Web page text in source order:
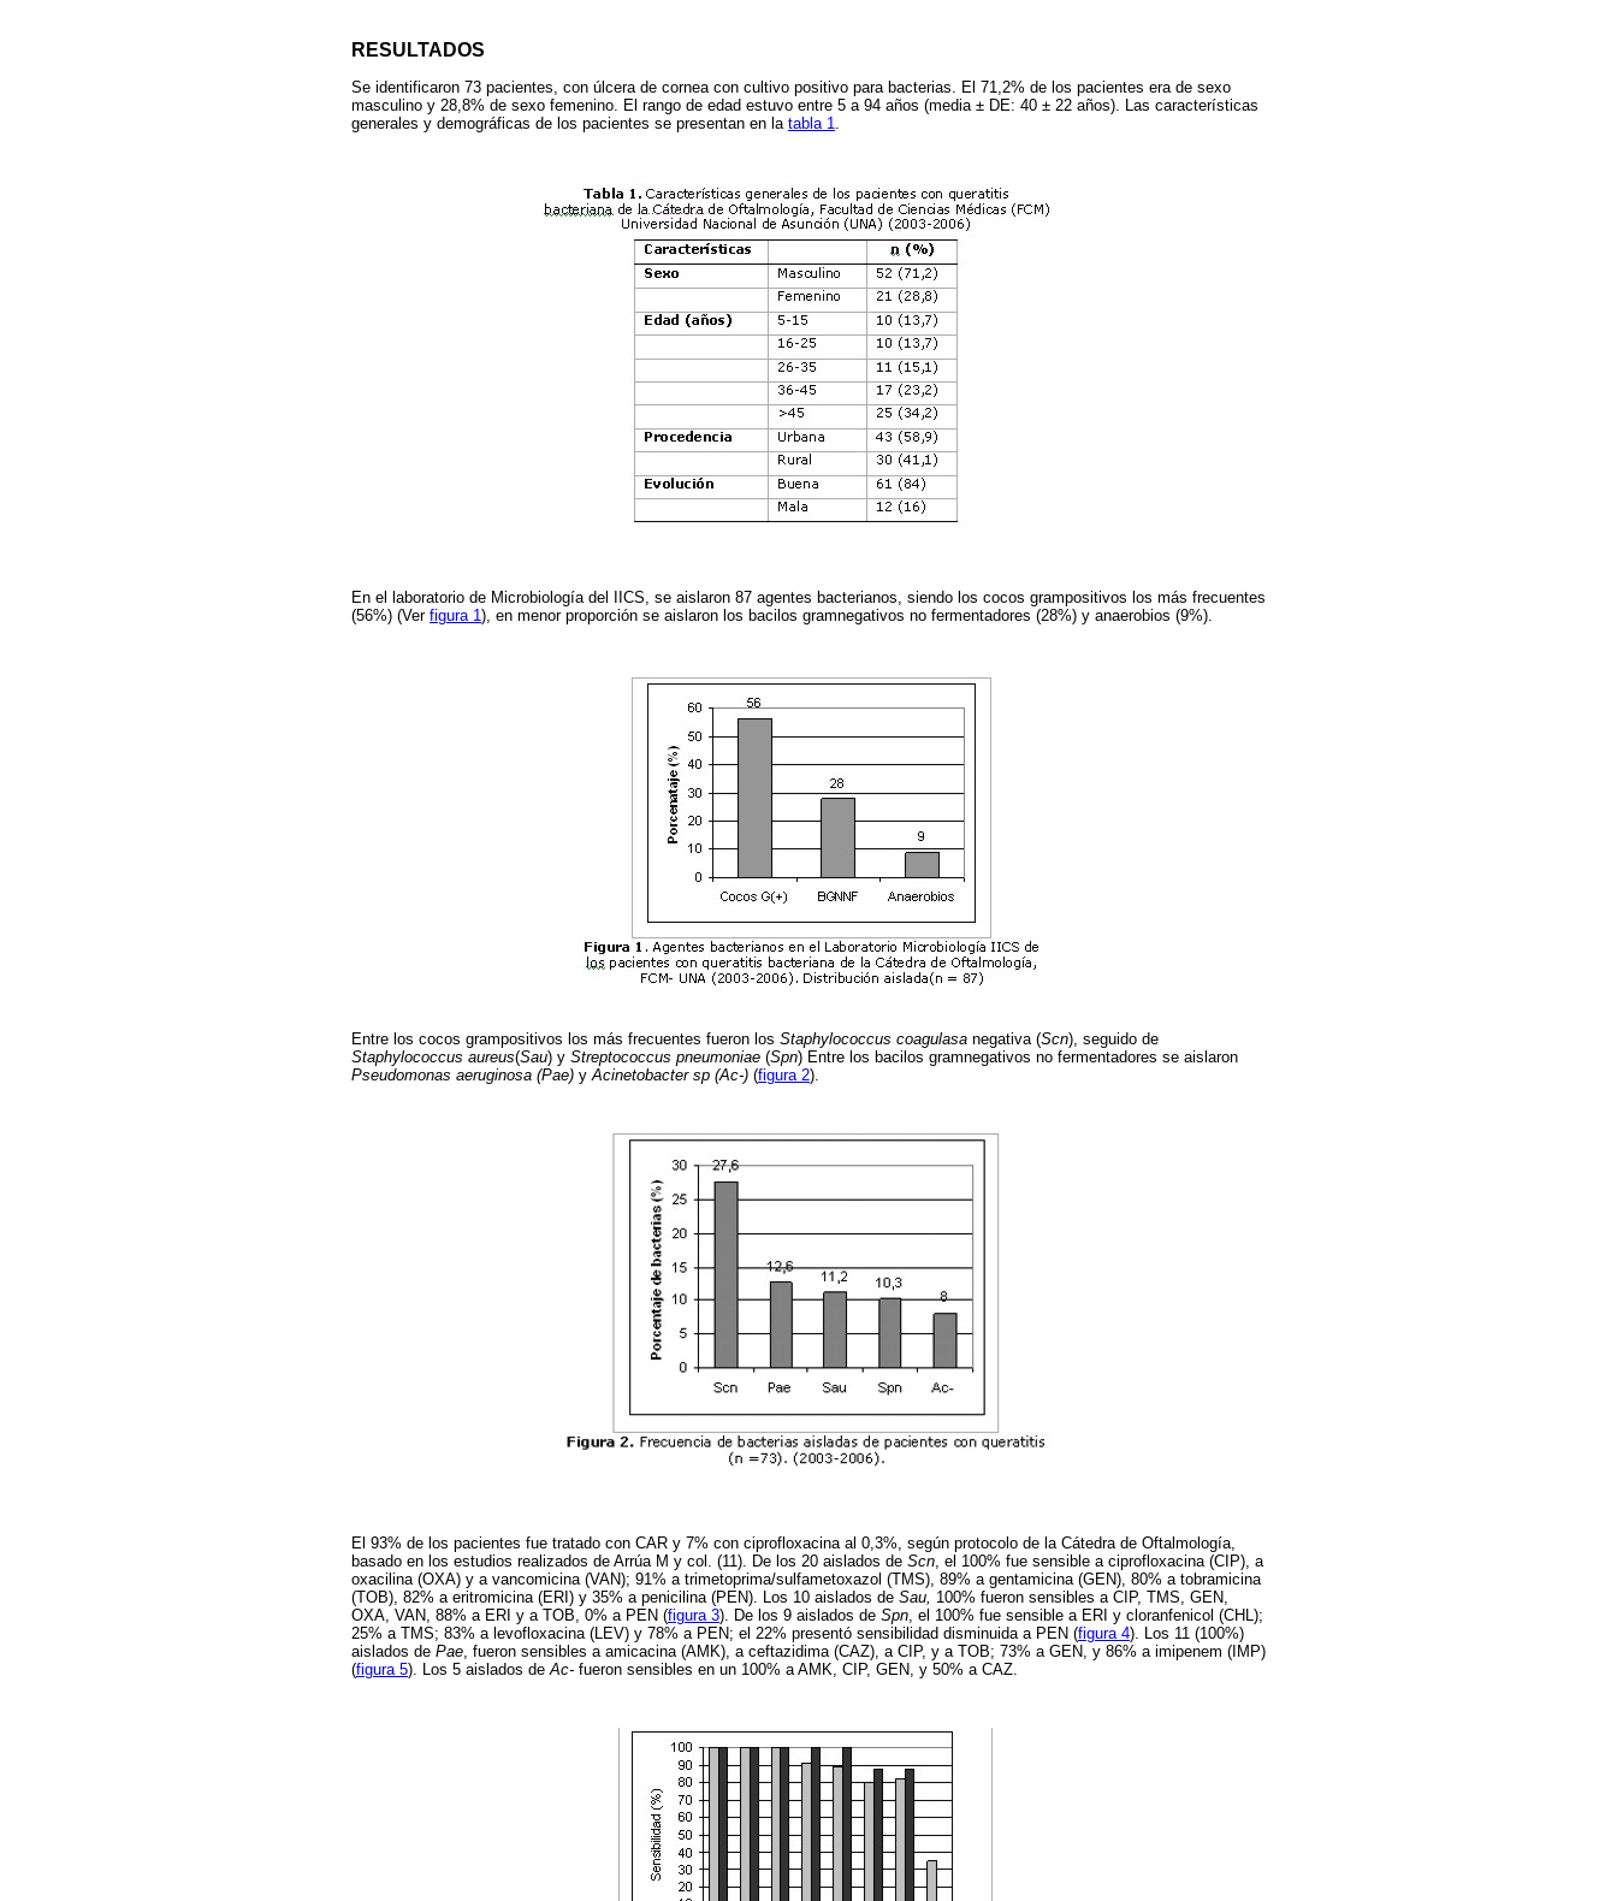
RESULTADOS
Se identificaron 73 pacientes, con úlcera de cornea con cultivo positivo para bacterias. El 71,2% de los pacientes era de sexo
masculino y 28,8% de sexo femenino. El rango de edad estuvo entre 5 a 94 años (media ± DE: 40 ± 22 años). Las características
generales y demográficas de los pacientes se presentan en la tabla 1
En el laboratorio de Microbiología del IICS, se aislaron 87 agentes bacterianos, siendo los cocos grampositivos los más frecuentes
(56%) (Ver figura 1), en menor proporción se aislaron los bacilos gramnegativos no fermentadores (28%) y anaerobios (9%).
Entre los cocos grampositivos los más frecuentes fueron los Staphylococcus coagulasa negativa (Scn), seguido de
Staphylococcus aureus(Sau) y Streptococcus pneumoniae (Spn) Entre los bacilos gramnegativos no fermentadores se aislaron
Pseudomonas aeruginosa (Pae) y Acinetobacter sp (Ac-) (figura 2).
El 93% de los pacientes fue tratado con CAR y 7% con ciprofloxacina al 0,3%, según protocolo de la Cátedra de Oftalmología,
basado en los estudios realizados de Arrúa M y col. (11). De los 20 aislados de Scn , el 100% fue sensible a ciprofloxacina (CIP), a
oxacilina (OXA) y a vancomicina (VAN); 91% a trimetoprima/sulfametoxazol (TMS), 89% a gentamicina (GEN), 80% a tobramicina
(TOB), 82% a eritromicina (ERI) y 35% a penicilina (PEN). Los 10 aislados de Sau, 100% fueron sensibles a CIP, TMS, GEN,
OXA, VAN, 88% a ERI y a TOB, 0% a PEN (figura 3). De los 9 aislados de Spn , el 100% fue sensible a ERI y cloranfenicol (CHL);
25% a TMS; 83% a levofloxacina (LEV) y 78% a PEN; el 22% presentó sensibilidad disminuida a PEN (figura 4). Los 11 (100%)
aislados de Pae , fueron sensibles a amicacina (AMK), a ceftazidima (CAZ), a CIP, y a TOB; 73% a GEN, y 86% a imipenem (IMP)
(figura 5). Los 5 aislados de Ac- fueron sensibles en un 100% a AMK, CIP, GEN, y 50% a CAZ.